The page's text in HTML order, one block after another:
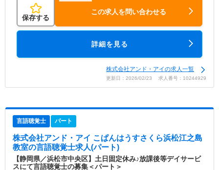
保存する
この求人を問い合わせる
詳細を見る
株式会社アンド・アイの求人一覧
更新日：2026/02/23 求人番号：10244929
言語聴覚士 パート
株式会社アンド・アイ こぱんはうすさくら浜松江之島
教室の言語聴覚士求人(パート)
【静岡県／浜松市中央区】土日固定休み♪放課後等デイサービ
スにて言語聴覚士の募集＜パート＞